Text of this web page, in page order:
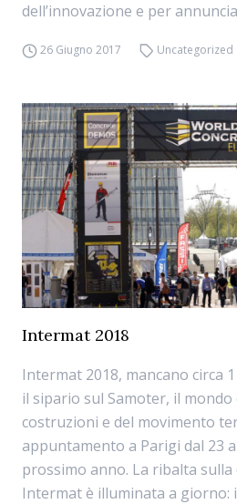
dell’innovazione e per
26 Giugno 2017 Uncategorized
Intermat 2018
Intermat 2018, mancano circa
il sipario sul Samoter, il
costruzioni e del movimento
appuntamento a Parigi dal 23
prossimo anno. La ribalta sulla
Intermat è illuminata a giorno: